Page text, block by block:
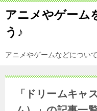
アニメやゲーム
う♪
アニメやゲームなどについ
「ドリームキャ